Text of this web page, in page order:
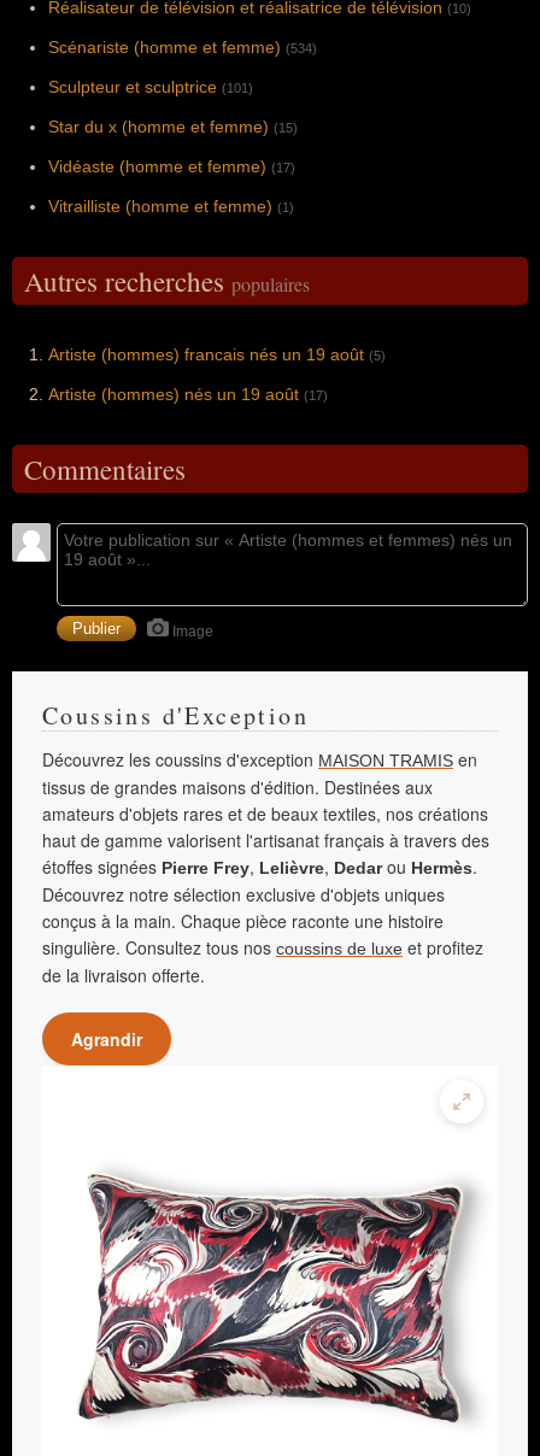
Réalisateur de télévision et réalisatrice de télévision (10)
Scénariste (homme et femme) (534)
Sculpteur et sculptrice (101)
Star du x (homme et femme) (15)
Vidéaste (homme et femme) (17)
Vitrailliste (homme et femme) (1)
Autres recherches populaires
Artiste (hommes) francais nés un 19 août (5)
Artiste (hommes) nés un 19 août (17)
Commentaires
Image
Coussins d'Exception
Découvrez les coussins d'exception MAISON TRAMIS en
tissus de grandes maisons d'édition. Destinées aux
amateurs d'objets rares et de beaux textiles, nos créations
haut de gamme valorisent l'artisanat français à travers des
étoffes signées Pierre Frey, Lelièvre, Dedarou Hermès.
Découvrez notre sélection exclusive d'objets uniques
conçus à la main. Chaque pièce raconte une histoire
singulière. Consultez tous nos coussins de luxe et profitez
de la livraison offerte.
Agrandir